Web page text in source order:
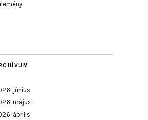
június
május
április